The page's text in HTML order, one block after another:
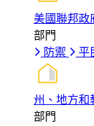
美國聯邦政
部門
防禦
平
州、地方和
部門